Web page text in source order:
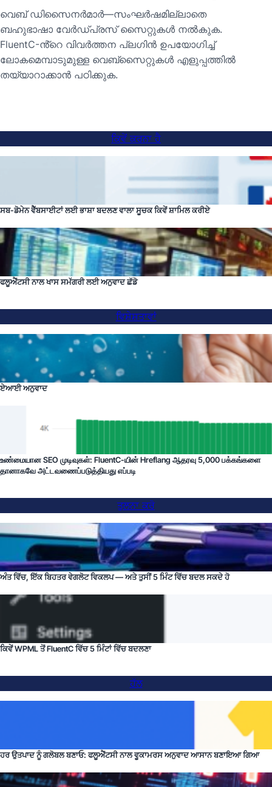
വെബ് ഡിസൈനർമാർ—സംഘർഷമില്ലാതെ
ബഹുഭാഷാ വേർഡ്പ്രസ് സൈറ്റുകൾ നൽകുക.
FluentC-ൻ്റെ വിവർത്തന പ്ലഗിൻ ഉപയോഗിച്ച്
ലോകമെമ്പാടുമുള്ള വെബ്സൈറ്റുകൾ എളുപ്പത്തിൽ
തയ്യാറാക്കാൻ പഠിക്കുക.
ਕਿਵੇਂ ਕਰਨਾ ਹੈ
ਸਬ-ਡੋਮੇਨ ਵੈੱਬਸਾਈਟਾਂ ਲਈ ਭਾਸ਼ਾ ਬਦਲਣ ਵਾਲਾ ਸੂਚਕ ਕਿਵੇਂ ਸ਼ਾਮਿਲ ਕਰੀਏ
ਫਲੂਐਂਟਸੀ ਨਾਲ ਖਾਸ ਸਮੱਗਰੀ ਲਈ ਅਨੁਵਾਦ ਛੱਡੋ
ਵਿਸ਼ੇਸ਼ਤਾਵਾਂ
ਏਆਈ ਅਨੁਵਾਦ
உண்மையான SEO முடிவுகள்: FluentC-யின் Hreflang ஆதரவு 5,000 பக்கங்களை
தானாகவே அட்டவணைப்படுத்தியது எப்படி
ਤੁਲਨਾ ਕਰੋ
ਅੰਤ ਵਿੱਚ, ਇੱਕ ਬਿਹਤਰ ਵੇਗਲੋਟ ਵਿਕਲਪ — ਅਤੇ ਤੁਸੀਂ 5 ਮਿੰਟ ਵਿੱਚ ਬਦਲ ਸਕਦੇ ਹੋ
ਕਿਵੇਂ WPML ਤੋਂ FluentC ਵਿੱਚ 5 ਮਿੰਟਾਂ ਵਿੱਚ ਬਦਲਣਾ
ਹੱਲ
ਹਰ ਉਤਪਾਦ ਨੂੰ ਗਲੋਬਲ ਬਣਾਓ: ਫਲੂਐਂਟਸੀ ਨਾਲ ਵੂਕਾਮਰਸ ਅਨੁਵਾਦ ਆਸਾਨ ਬਣਾਇਆ ਗਿਆ